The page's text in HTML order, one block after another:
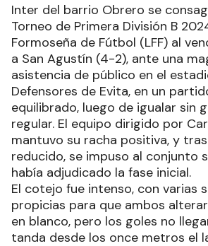
Inter del barrio Obrero se
Torneo de Primera División B
Formoseña de Fútbol (LFF) al
a San Agustín (4-2), ante una
asistencia de público en el
Defensores de Evita, en un
equilibrado, luego de igualar sin
regular. El equipo dirigido por
mantuvo su racha positiva, y
reducido, se impuso al conjunto
había adjudicado la fase inicial.
El cotejo fue intenso, con varias
propicias para que ambos
en blanco, pero los goles no
tanda desde los once metros el